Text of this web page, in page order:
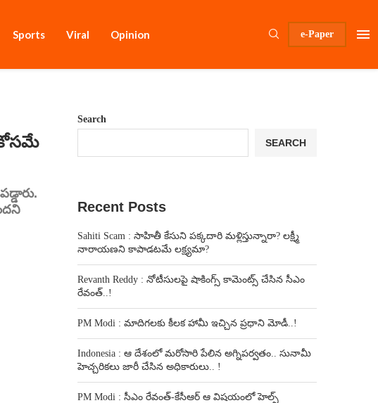
Sports Viral Opinion e-Paper
కోసమే
Search
SEARCH
Recent Posts
Sahiti Scam : సాహితీ కేసుని పక్కదారి మళ్లిస్తున్నారా? లక్ష్మీ
నారాయణని కాపాడటమే లక్ష్యమా?
Revanth Reddy : నోటీసులపై షాకింగ్స్ కామెంట్స్ చేసిన సీఎం
రేవంత్..!
PM Modi : మాదిగలకు కీలక హామీ ఇచ్చిన ప్రధాని మోడీ..!
Indonesia : ఆ దేశంలో మరోసారి పేలిన అగ్నిపర్వతం.. సునామీ
హెచ్చరికలు జారీ చేసిన అధికారులు.. !
PM Modi : సీఎం రేవంత్-కేసీఆర్ ఆ విషయంలో హెల్ప్